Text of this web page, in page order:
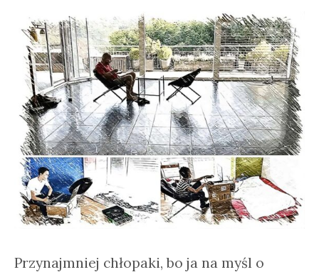
Przynajmniej chłopaki, bo ja na myśl o